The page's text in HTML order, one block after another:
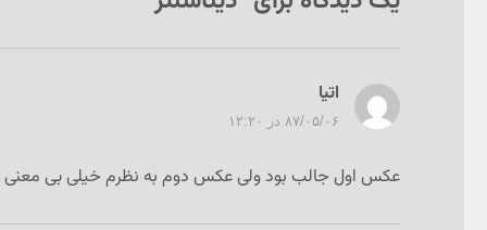
اتیا
۸۷/۰۵/۰۶ در ۱۲:۲۰
عکس اول جالب بود ولی عکس دوم به نظرم خیلی بی معنی